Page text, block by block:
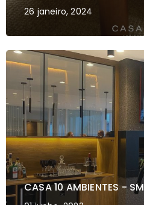
26 janeiro, 2024
CASA 10 AMBIENTES - SM